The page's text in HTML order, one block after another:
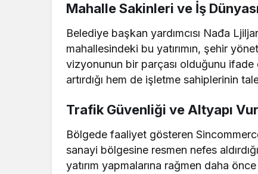
Mahalle Sakinleri ve İş
Belediye başkan yardımcısı Nađa
mahallesindeki bu yatırımın, şehir
vizyonunun bir parçası olduğunu ifade
artırdığı hem de işletme sahiplerinin
Trafik Güvenliği ve Altyapı
Bölgede faaliyet gösteren
sanayi bölgesine resmen nefes
yatırım yapmalarına rağmen daha